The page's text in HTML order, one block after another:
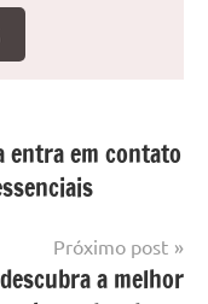
entra em contato
Próximo post
a melhor